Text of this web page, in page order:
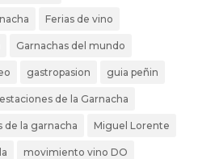
Ferias de vino
Garnachas del mundo
gastropasion guia peñin
de la Garnacha
de la garnacha Miguel Lorente
movimiento vino DO